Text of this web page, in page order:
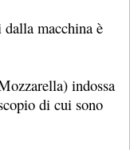
macchina è
indossa
di cui sono